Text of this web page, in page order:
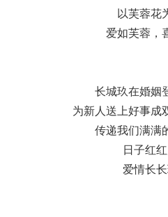
以芙蓉花
爱如芙蓉，
长城玖在婚姻
为新人送上好事成
传递我们满
日子红
爱情长